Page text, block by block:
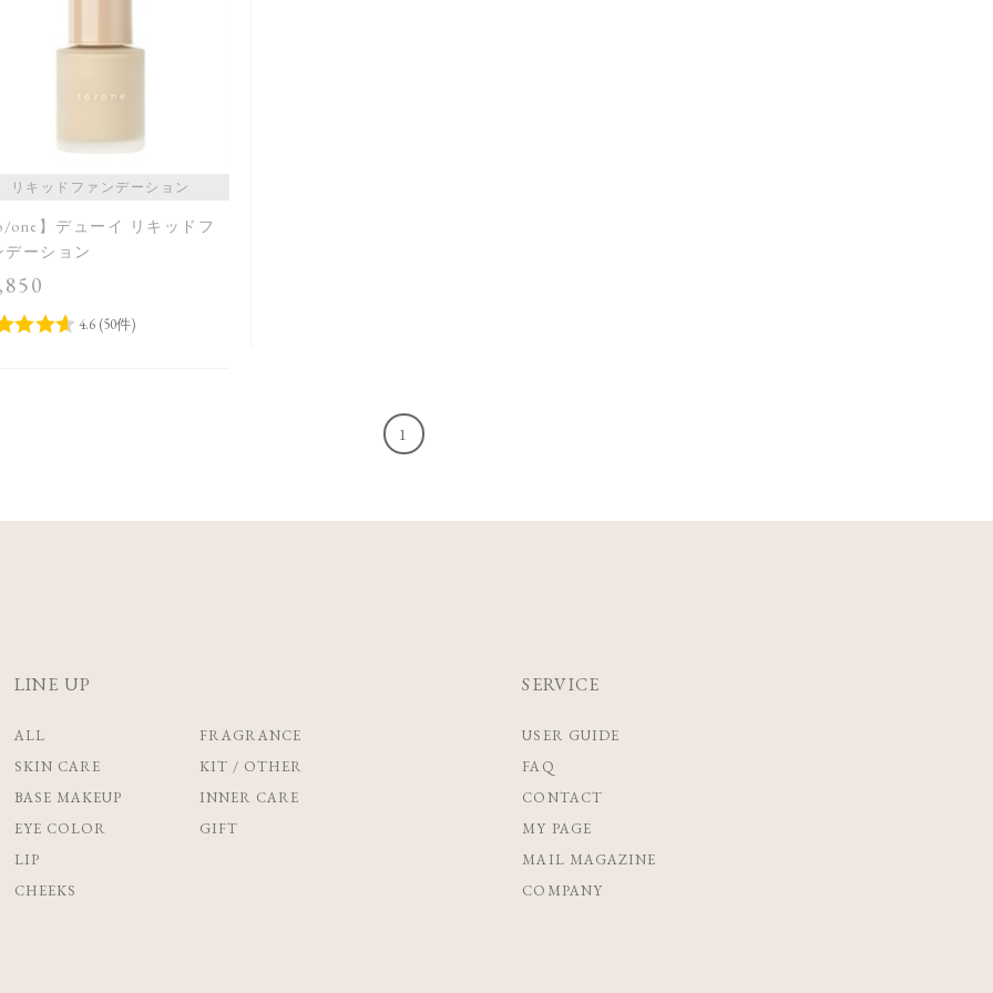
リキッドファンデーション
one】デューイ リキッドフ
デーション
1
LINE UP
ALL
SKIN CARE
BASE MAKEUP
EYE COLOR
LIP
CHEEKS
FRAGRANCE
KIT / OTHER
INNER CARE
GIFT
SERVICE
USER GUIDE
FAQ
CONTACT
MY PAGE
MAIL MAGAZINE
COMPANY